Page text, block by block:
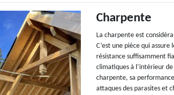
Charpente
La charpente est
C’est une pièce qui
résistance suffisamment
climatiques à l’intérieur
charpente, sa
attaques des parasites et